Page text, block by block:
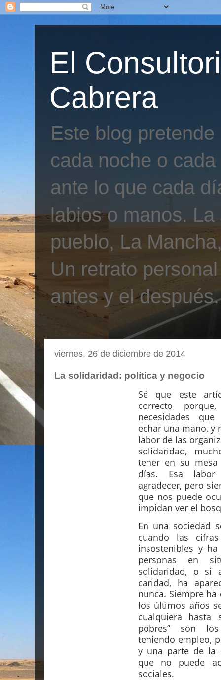
El
Cabrera
Este blog
cada noche o
ante lo que cada
labios o manos.
pueblo, La
Un retrato
antes y el después.
viernes, 26 de diciembre de 2014
La solidaridad: política y negocio
Sé que este
correcto
necesidades
echar una mano, y
labor de las
solidaridad,
tener en su
días. Esa labor
agradecer, pero
que nos puede
impidan ver el
En una sociedad
cuando las
insostenibles y
personas en
solidaridad, o si
caridad, ha
nunca. Siempre
los últimos años
cualquiera hasta
pobres” son
teniendo empleo,
y una parte de la
que no puede
sociales.